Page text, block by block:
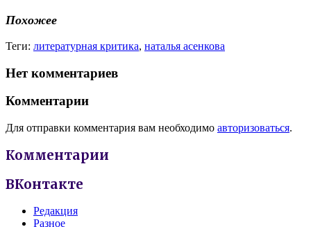
Похожее
Теги: литературная критика, наталья асенкова
Нет комментариев
Комментарии
Для отправки комментария вам необходимо авторизоваться.
Комментарии
ВКонтакте
Редакция
Разное